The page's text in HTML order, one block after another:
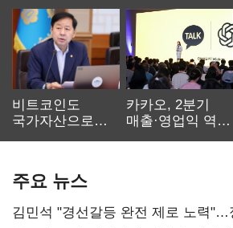
비트코인도
국가자산으로…'
카카오, 2분기
매출·영업익 역대
주요 뉴스
김민석 "경선갈등 완전 제로 노력"…